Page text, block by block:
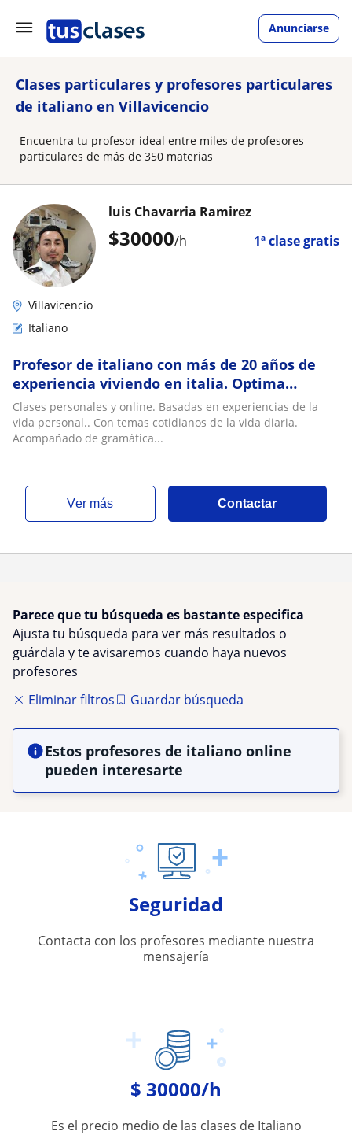
Anunciarse
Clases particulares y profesores particulares
de italiano en Villavicencio
Encuentra tu profesor ideal entre miles de profesores
particulares de más de 350 materias
$30000/h 1ª clase gratis
luis Chavarria Ramirez
Villavicencio
Italiano
Profesor de italiano con más de 20 años de
experiencia viviendo en italia. Optima
formación para aprender italiano
Clases personales y online. Basadas en experiencias de la
vida personal.. Con temas cotidianos de la vida diaria.
Acompañado de gramática...
ver más Contactar
Parece que tu búsqueda es bastante especifica
Ajusta tu búsqueda para ver más resultados o
guárdala y te avisaremos cuando haya nuevos
profesores
Eliminar filtros
Guardar búsqueda
Estos profesores de italiano online
pueden interesarte
Seguridad
Contacta con los profesores mediante nuestra
mensajería
$ 30000/h
Es el precio medio de las clases de Italiano